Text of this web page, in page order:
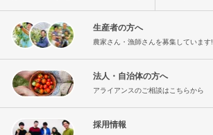
生産者の方へ
農家さん・漁師さんを募集しています!
法人・自治体の方へ
アライアンスのご相談はこちらから
採用情報